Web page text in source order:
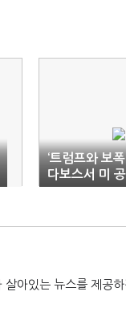
‘트럼프와 보
다보스서 미
트너십 가속
살아있는 뉴스를 제공